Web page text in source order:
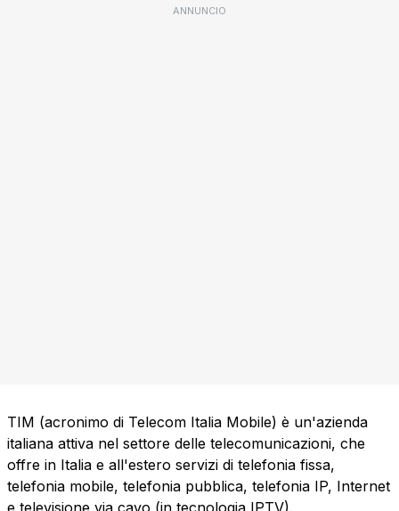
ANNUNCIO
TIM (acronimo di Telecom Italia Mobile) è un'azienda
italiana attiva nel settore delle telecomunicazioni, che
offre in Italia e all'estero servizi di telefonia fissa,
telefonia mobile, telefonia pubblica, telefonia IP, Internet